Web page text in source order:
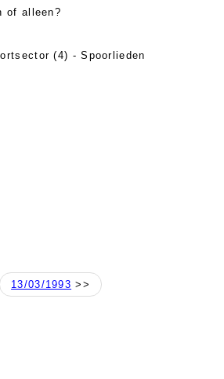
of alleen?
(4) - Spoorlieden
13/03/1993 >>